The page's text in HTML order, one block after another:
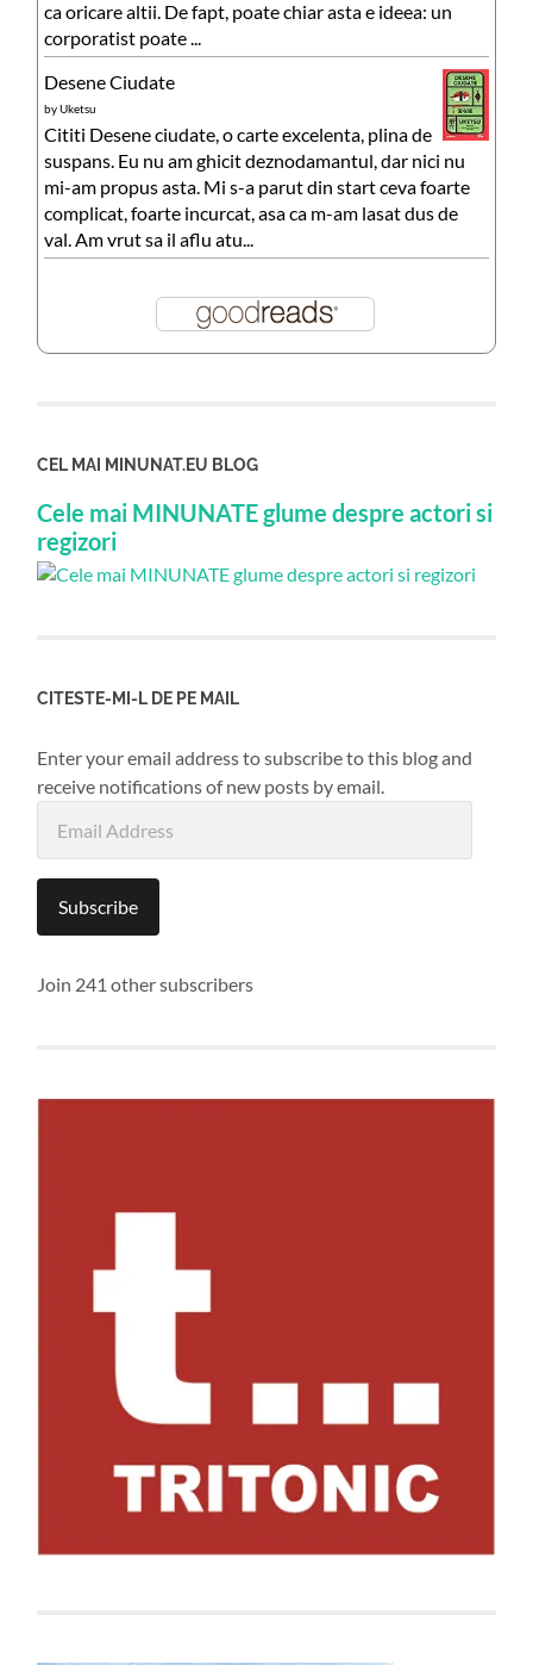
ca oricare altii. De fapt, poate chiar asta e ideea: un
corporatist poate ...
Desene Ciudate
byUketsu
Cititi Desene ciudate, o carte excelenta, plina de
suspans. Eu nu am ghicit deznodamantul, dar nici nu
mi-am propus asta. Mi s-a parut din start ceva foarte
complicat, foarte incurcat, asa ca m-am lasat dus de
val. Am vrut sa il aflu atu...
CEL MAI MINUNAT.EU BLOG
Cele mai MINUNATE glume despre actori si
regizori
CITESTE-MI-L DE PE MAIL
Enter your email address to subscribe to this blog and
receive notifications of new posts by email.
Address
Subscribe
Join 241 other subscribers